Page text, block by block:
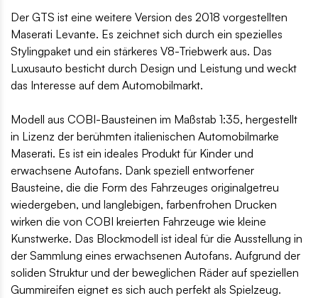
Der GTS ist eine weitere Version des 2018 vorgestellten
Maserati Levante. Es zeichnet sich durch ein spezielles
Stylingpaket und ein stärkeres V8-Triebwerk aus. Das
Luxusauto besticht durch Design und Leistung und weckt
das Interesse auf dem Automobilmarkt.
Modell aus COBI-Bausteinen im Maßstab 1:35, hergestellt
in Lizenz der berühmten italienischen Automobilmarke
Maserati. Es ist ein ideales Produkt für Kinder und
erwachsene Autofans. Dank speziell entworfener
Bausteine, die die Form des Fahrzeuges originalgetreu
wiedergeben, und langlebigen, farbenfrohen Drucken
wirken die von COBI kreierten Fahrzeuge wie kleine
Kunstwerke. Das Blockmodell ist ideal für die Ausstellung in
der Sammlung eines erwachsenen Autofans. Aufgrund der
soliden Struktur und der beweglichen Räder auf speziellen
Gummireifen eignet es sich auch perfekt als Spielzeug.